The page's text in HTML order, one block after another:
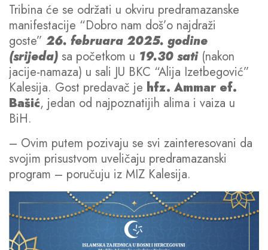
Tribina će se održati u okviru predramazanske
manifestacije “Dobro nam doš’o najdraži
goste” 26. februara 2025. godine
(srijeda) sa početkom u 19.30 sati(nakon
jacije-namaza) u sali JU BKC “Alija Izetbegović”
Kalesija. Gost predavač je hfz. Ammar ef.
Bašić, jedan od najpoznatijih alima i vaiza u
BiH.
– Ovim putem pozivaju se svi zainteresovani da
svojim prisustvom uveličaju predramazanski
program – poručuju iz MIZ Kalesija.